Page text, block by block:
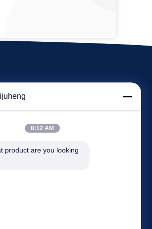
인용문을 요구하세요
8:12 AM
product are you looking